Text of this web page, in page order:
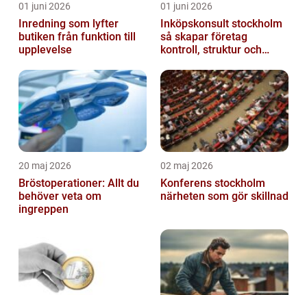
01 juni 2026
Inredning som lyfter
butiken från funktion till
upplevelse
01 juni 2026
Inköpskonsult stockholm
så skapar företag
kontroll, struktur och
20 maj 2026
Bröstoperationer: Allt du
behöver veta om
ingreppen
02 maj 2026
Konferens stockholm
närheten som gör skillnad